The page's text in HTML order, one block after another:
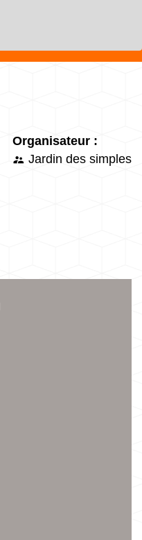
Organisateur :
supervisor_account Jardin des simples